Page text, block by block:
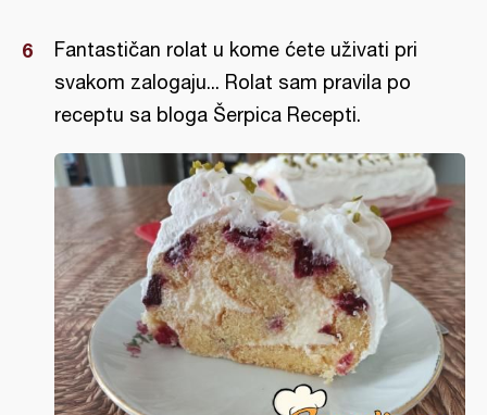
Fantastičan rolat u kome ćete uživati pri
svakom zalogaju... Rolat sam pravila po
receptu sa bloga Šerpica Recepti.